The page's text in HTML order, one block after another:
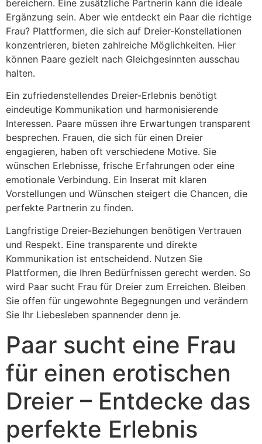
bereichern. Eine zusätzliche Partnerin kann die ideale
Ergänzung sein. Aber wie entdeckt ein Paar die richtige
Frau? Plattformen, die sich auf Dreier-Konstellationen
konzentrieren, bieten zahlreiche Möglichkeiten. Hier
können Paare gezielt nach Gleichgesinnten ausschau
halten.
Ein zufriedenstellendes Dreier-Erlebnis benötigt
eindeutige Kommunikation und harmonisierende
Interessen. Paare müssen ihre Erwartungen transparent
besprechen. Frauen, die sich für einen Dreier
engagieren, haben oft verschiedene Motive. Sie
wünschen Erlebnisse, frische Erfahrungen oder eine
emotionale Verbindung. Ein Inserat mit klaren
Vorstellungen und Wünschen steigert die Chancen, die
perfekte Partnerin zu finden.
Langfristige Dreier-Beziehungen benötigen Vertrauen
und Respekt. Eine transparente und direkte
Kommunikation ist entscheidend. Nutzen Sie
Plattformen, die Ihren Bedürfnissen gerecht werden. So
wird Paar sucht Frau für Dreier zum Erreichen. Bleiben
Sie offen für ungewohnte Begegnungen und verändern
Sie Ihr Liebesleben spannender denn je.
Paar sucht eine Frau
für einen erotischen
Dreier – Entdecke das
perfekte Erlebnis